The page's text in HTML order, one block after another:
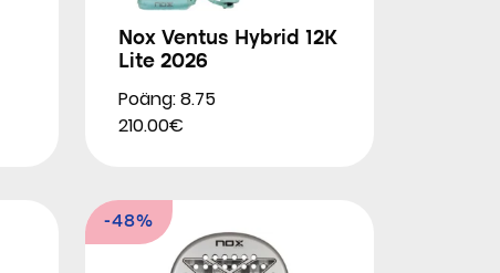
Nox Ventus Hybrid 12K
Lite 2026
Poäng: 8.75
210.00€
-48%